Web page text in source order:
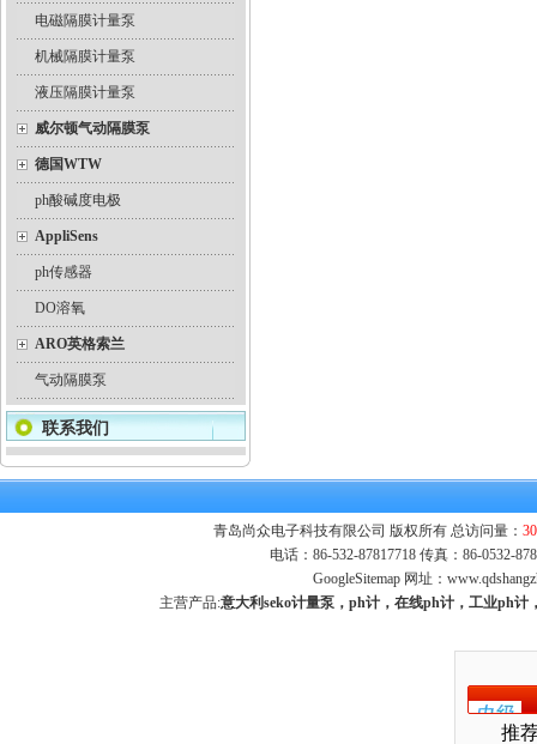
电磁隔膜计量泵
机械隔膜计量泵
液压隔膜计量泵
威尔顿气动隔膜泵
德国WTW
ph酸碱度电极
AppliSens
ph传感器
DO溶氧
ARO英格索兰
气动隔膜泵
联系我们
青岛尚众电子科技有限公司 版权所有 总访问量：
电话：86-532-87817718 传真：86-0532-
GoogleSitemap网址：
主营产品:意大利seko计量泵，ph计，在线ph计，工业ph
推